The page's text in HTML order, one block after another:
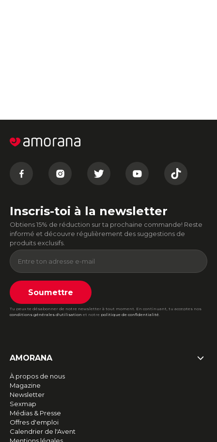
Inscris-toi à la newsletter
Obtiens 15% de réduction sur ta prochaine commande! Reste
informé et découvre régulièrement des suggestions de
produits exclusifs.
Soumettre
Tu peux te désabonner de notre newsletter à tout moment. En continuant, tu acceptes nos
conditions générales d'utilisation et notre politique de confidentialité.
AMORANA
À propos de nous
Magazine
Newsletter
Sexmap
Médias & Presse
Offres d'emploi
Calendrier de l'Avent